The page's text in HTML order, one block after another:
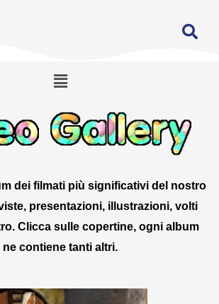
Menu
dei filmati più significativi del nostro
presentazioni, illustrazioni, volti
Clicca sulle copertine, ogni album
ne contiene tanti altri.